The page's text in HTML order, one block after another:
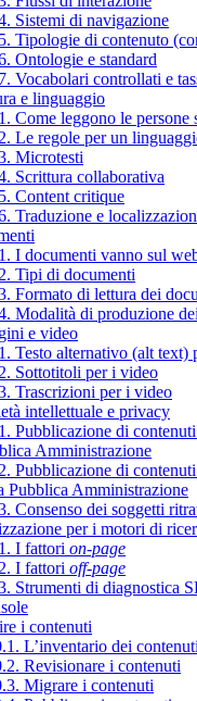
Sistemi di navigazione
Tipologie di contenuto
Ontologie e standard
Vocabolari controllati e
e linguaggio
Come leggono le persone
Le regole per un
Microtesti
Scrittura collaborativa
Content critique
Traduzione e
I documenti vanno sul
Tipi di documenti
Formato di lettura dei
Modalità di produzione
e video
Testo alternativo (alt text)
Sottotitoli per i video
Trascrizioni per i video
intellettuale e privacy
Pubblicazione di
Amministrazione
Pubblicazione di
Pubblica Amministrazione
Consenso dei soggetti
per i motori di
I fattori on-page
I fattori off-page
Strumenti di diagnostica
i contenuti
L’inventario dei contenuti
Revisionare i contenuti
Migrare i contenuti